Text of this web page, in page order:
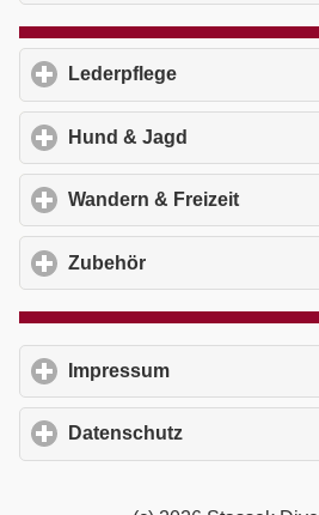
Lederpflege
Hund & Jagd
Wandern & Freizeit
Zubehör
Impressum
Datenschutz